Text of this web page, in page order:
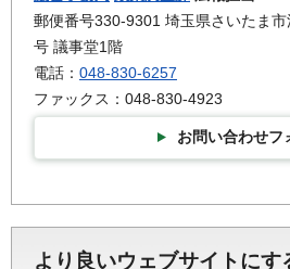
郵便番号330-9301 埼玉県さいたま
号 議事堂1階
電話： 048-830-6257
ファックス：048-830-4923
お問い合わせフ
より良いウェブサイトにす